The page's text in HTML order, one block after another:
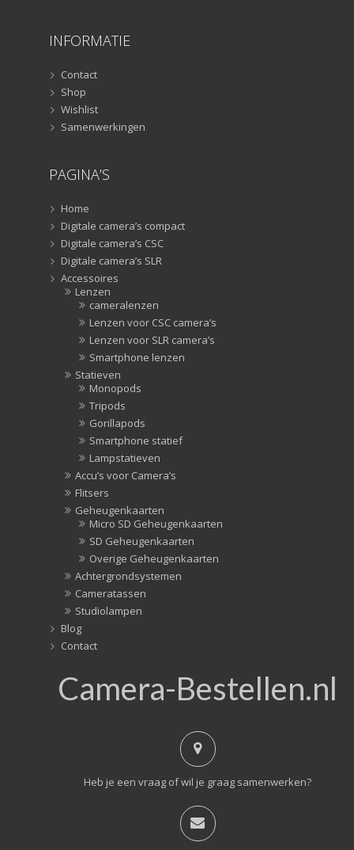
INFORMATIE
Contact
Shop
Wishlist
Samenwerkingen
PAGINA’S
Home
Digitale camera’s compact
Digitale camera’s CSC
Digitale camera’s SLR
Accessoires
Lenzen
cameralenzen
Lenzen voor CSC camera’s
Lenzen voor SLR camera’s
Smartphone lenzen
Statieven
Monopods
Tripods
Gorillapods
Smartphone statief
Lampstatieven
Accu’s voor Camera’s
Flitsers
Geheugenkaarten
Micro SD Geheugenkaarten
SD Geheugenkaarten
Overige Geheugenkaarten
Achtergrondsystemen
Cameratassen
Studiolampen
Blog
Contact
Camera-Bestellen.nl
Heb je een vraag of wil je graag samenwerken?